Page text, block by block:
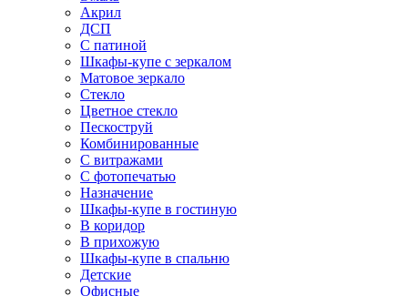
Акрил
ДСП
С патиной
Шкафы-купе с зеркалом
Матовое зеркало
Стекло
Цветное стекло
Пескоструй
Комбинированные
С витражами
С фотопечатью
Назначение
Шкафы-купе в гостиную
В коридор
В прихожую
Шкафы-купе в спальню
Детские
Офисные